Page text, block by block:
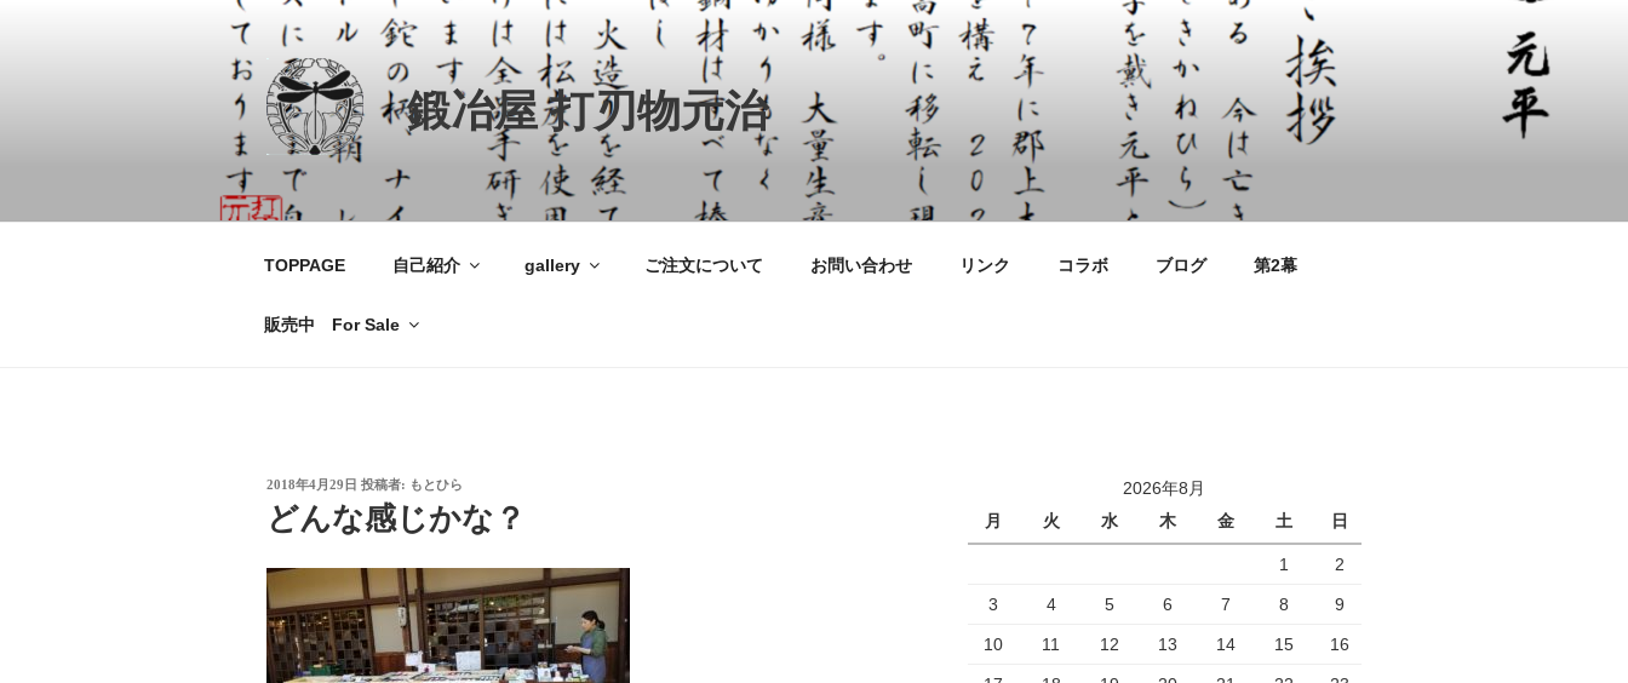
鍛冶屋 打刃物元治
TOPPAGE 自己紹介 gallery ご注文について お問い合わせ リンク コラボ ブログ 第2幕
販売中 For Sale
投
稿
日:
2018年4月29日 投稿者: もとひら
どんな感じかな？
2026年8月
月
火 水 木 金 土 日
1 2
3 4 5 6 7 8 9
10 11 12 13 14 15 16